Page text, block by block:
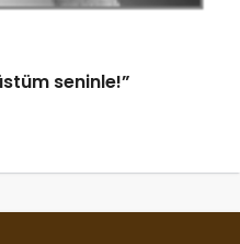
seninle!”